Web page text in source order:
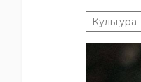
Культура